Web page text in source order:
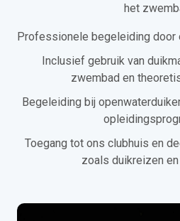
het
Professionele begeleiding door
Inclusief gebruik van
zwembad en
Begeleiding bij
Toegang tot ons clubhuis en
zoals duikreizen